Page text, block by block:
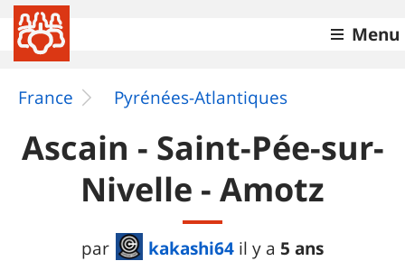
Menu
France Pyrénées-Atlantiques
Ascain - Saint-Pée-sur-
Nivelle - Amotz
par kakashi64 il y a 5 ans